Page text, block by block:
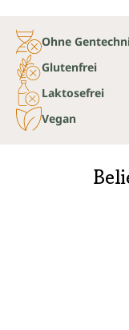
Ohne
Glutenfrei
Laktosefrei
Vegan